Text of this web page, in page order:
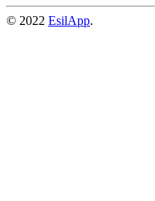
© 2022 EsilApp.